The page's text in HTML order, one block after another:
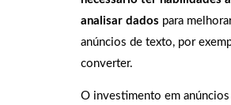
analisar dados para
anúncios de texto, por
converter.
O investimento em